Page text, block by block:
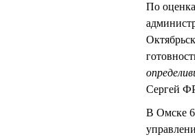
По
Сергей
В Омске